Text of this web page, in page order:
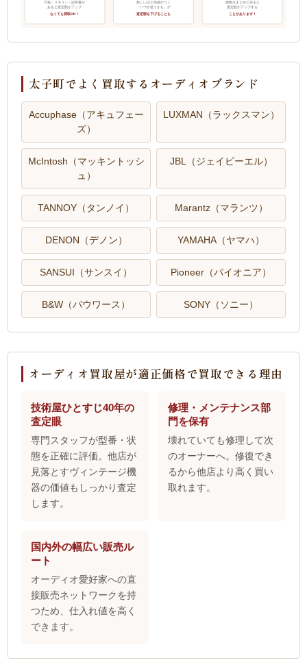
元箱・リモコン・説明書が
あると査定額がアップ
なくても買取OK！
新しいほど高値がつく
「いつか使うかも」が
査定額を下げることも
複数点まとめて売ると
査定額がアップする
ことがあります！
太子町でよく買取するオーディオブランド
Accuphase（アキュフェー
ズ）
LUXMAN（ラックスマン）
McIntosh（マッキントッシ
ュ）
JBL（ジェイビーエル）
TANNOY（タンノイ） Marantz（マランツ）
DENON（デノン） YAMAHA（ヤマハ）
SANSUI（サンスイ） Pioneer（パイオニア）
B&W（バウワース） SONY（ソニー）
オーディオ買取屋が適正価格で買取できる理由
技術屋ひとすじ40年の
査定眼
専門スタッフが型番・状
態を正確に評価。他店が
見落とすヴィンテージ機
器の価値もしっかり査定
します。
修理・メンテナンス部
門を保有
壊れていても修理して次
のオーナーへ。修復でき
るから他店より高く買い
取れます。
国内外の幅広い販売ル
ート
オーディオ愛好家への直
接販売ネットワークを持
つため、仕入れ値を高く
できます。